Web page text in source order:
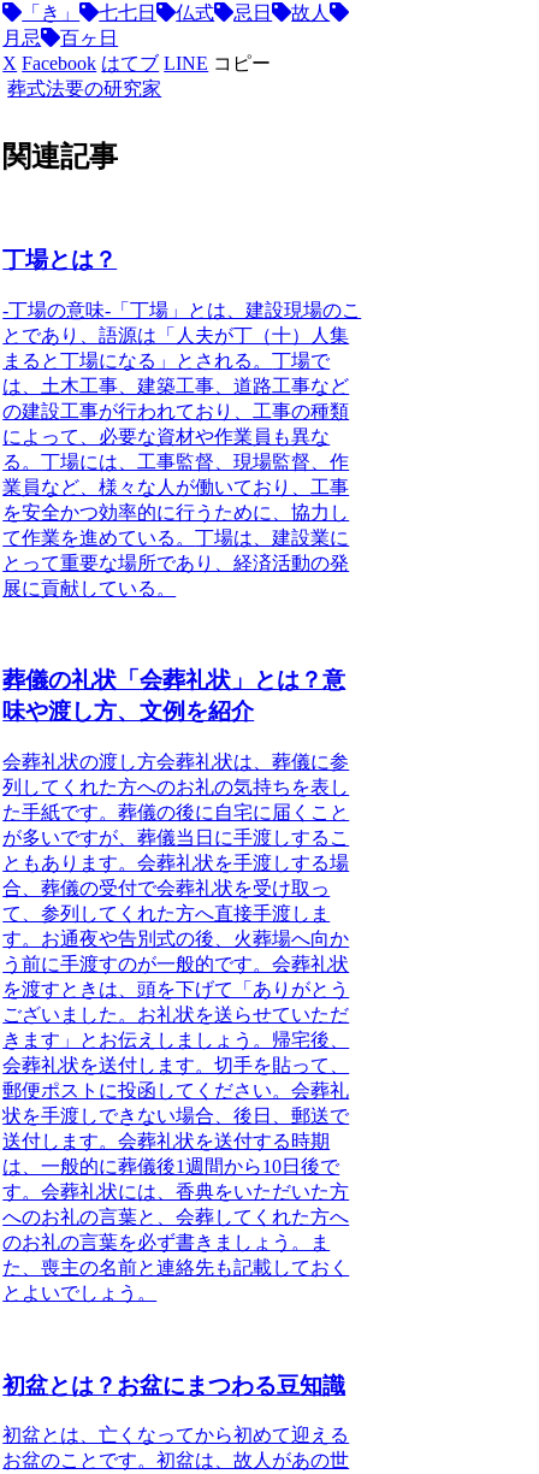
「き」
七七日 仏式 忌日
故人
月忌
百ヶ日
X Facebook はてブ LINE コピー
葬式法要の研究家
関連記事
丁場とは？
-丁場の意味-「丁場」とは、建設現場のこ
とであり、語源は「人夫が丁（十）人集
まると丁場になる」とされる。丁場で
は、土木工事、建築工事、道路工事など
の建設工事が行われており、 工事の種類
によって、必要な資材や作業員も異な
る。丁場には、工事監督、現場監督、作
業員など、様々な人が働いており、 工事
を安全かつ効率的に行うために、協力し
て作業を進めている。丁場は、建設業に
とって重要な場所であり、経済活動の発
展に貢献している。
葬儀の礼状「会葬礼状」とは？意
味や渡し方、文例を紹介
会葬礼状の渡し方会葬礼状は、葬儀に参
列してくれた方へのお礼の気持ちを表し
た手紙です。葬儀の後に自宅に届くこと
が多いですが、葬儀当日に手渡しするこ
ともあります。会葬礼状を手渡しする場
合、葬儀の受付で会葬礼状を受け取っ
て、参列してくれた方へ直接手渡しま
す。お通夜や告別式の後、火葬場へ向か
う前に手渡すのが一般的です。会葬礼状
を渡すときは、頭を下げて「ありがとう
ございました。お礼状を送らせていただ
きます」とお伝えしましょう。帰宅後、
会葬礼状を送付します。切手を貼って、
郵便ポストに投函してください。会葬礼
状を手渡しできない場合、後日、郵送で
送付します。会葬礼状を送付する時期
は、一般的に葬儀後1週間から10日後で
す。会葬礼状には、香典をいただいた方
へのお礼の言葉と、会葬してくれた方へ
のお礼の言葉を必ず書きましょう。ま
た、喪主の名前と連絡先も記載しておく
とよいでしょう。
初盆とは？お盆にまつわる豆知識
初盆とは、亡くなってから初めて迎える
お盆のことです。初盆は、故人があの世